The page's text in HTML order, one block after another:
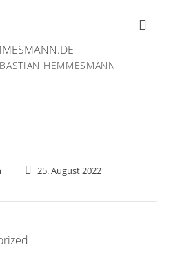
HEMMESMANN
25. August 2022